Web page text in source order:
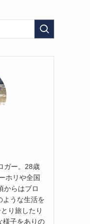
ガー。28歳
ホリや全国
からはブロ
ような生活を
り旅したり
様子をありの